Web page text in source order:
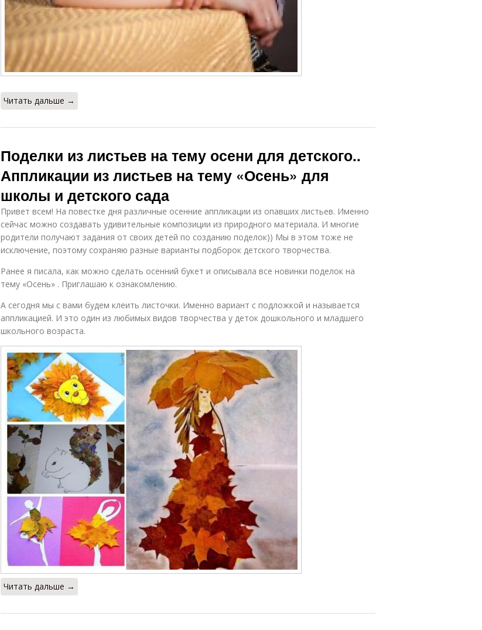
Читать дальше →
Поделки из листьев на тему осени для детского..
Аппликации из листьев на тему «Осень» для
школы и детского сада
Привет всем! На повестке дня различные осенние аппликации из опавших листьев. Именно
сейчас можно создавать удивительные композиции из природного материала. И многие
родители получают задания от своих детей по созданию поделок)) Мы в этом тоже не
исключение, поэтому сохраняю разные варианты подборок детского творчества.
Ранее я писала, как можно сделать осенний букет и описывала все новинки поделок на
тему «Осень» . Приглашаю к ознакомлению.
А сегодня мы с вами будем клеить листочки. Именно вариант с подложкой и называется
аппликацией. И это один из любимых видов творчества у деток дошкольного и младшего
школьного возраста.
Читать дальше →